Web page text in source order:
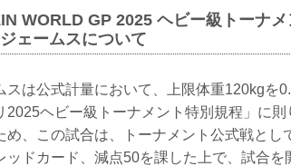
WORLD GP 2025 ヘビー級トーナ
ェームスについて
スは公式計量において、上限体重120kgを
2025ヘビー級トーナメント特別規程」に
め、この試合は、トーナメント公式戦とし
ッドカード、減点50を課した上で、試合を